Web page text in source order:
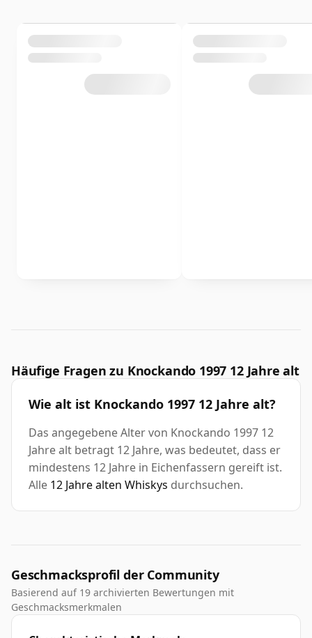
Häufige Fragen zu Knockando 1997 12 Jahre alt
Wie alt ist Knockando 1997 12 Jahre alt?
Das angegebene Alter von Knockando 1997 12
Jahre alt betragt 12 Jahre, was bedeutet, dass er
mindestens 12 Jahre in Eichenfassern gereift ist.
Alle 12 Jahre alten Whiskys durchsuchen.
Geschmacksprofil der Community
Basierend auf 19 archivierten Bewertungen mit
Geschmacksmerkmalen